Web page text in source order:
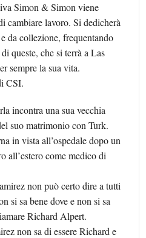
Simon & Simon viene
cambiare lavoro. Si dedicherà
da collezione, frequentando
queste, che si terrà a Las
sempre la sua vita.
CSI.
incontra una sua vecchia
suo matrimonio con Turk.
in vista all’ospedale dopo un
all’estero come medico di
non può certo dire a tutti
si sa bene dove e non si sa
Richard Alpert.
non sa di essere Richard e